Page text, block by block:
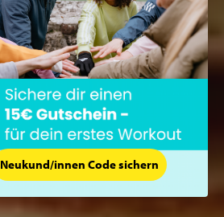
Neukund/innen Code sichern